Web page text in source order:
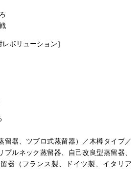
ボリューション］
留器、ツブロ式蒸留器）／木樽タイプ／
プルネック蒸留器、自己改良型蒸留器、
器（フランス製、ドイツ製、イタリア